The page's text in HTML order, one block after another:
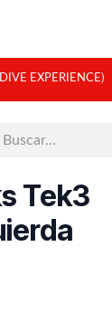
EXPERIENCE)
Tek3